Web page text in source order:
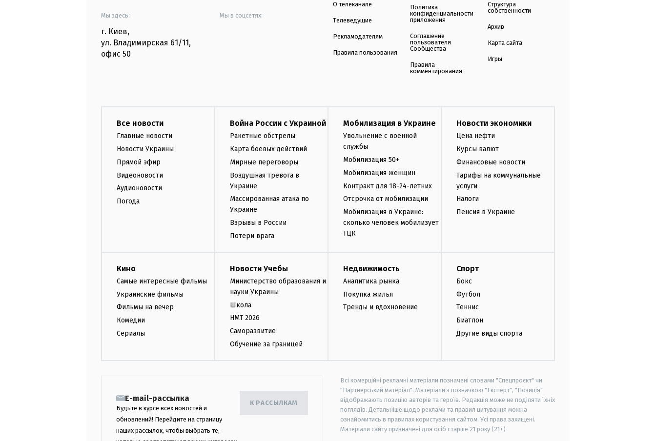
Мы здесь:
г. Киев,
ул. Владимирская 61/11,
офис 50
Мы в соцсетях:
О телеканале
Телеведущие
Рекламодателям
Правила пользования
Политика
конфиденциальности
приложения
Соглашение
пользователя
Сообщества
Правила
комментирования
Структура
собственности
Архив
Карта сайта
Игры
Все новости
Главные новости
Новости Украины
Прямой эфир
Видеоновости
Аудионовости
Погода
Война России с Украиной
Ракетные обстрелы
Карта боевых действий
Мирные переговоры
Воздушная тревога в
Украине
Массированная атака по
Украине
Взрывы в России
Потери врага
Мобилизация в Украине
Увольнение с военной
службы
Мобилизация 50+
Мобилизация женщин
Контракт для 18-24-летних
Отсрочка от мобилизации
Мобилизация в Украине:
сколько человек мобилизует
ТЦК
Новости экономики
Цена нефти
Курсы валют
Финансовые новости
Тарифы на коммунальные
услуги
Налоги
Пенсия в Украине
Кино
Самые интересные фильмы
Украинские фильмы
Фильмы на вечер
Комедии
Сериалы
Новости Учебы
Министерство образования и
науки Украины
Школа
НМТ 2026
Саморазвитие
Обучение за границей
Недвижимость
Аналитика рынка
Покупка жилья
Тренды и вдохновение
Спорт
Бокс
Футбол
Теннис
Биатлон
Другие виды спорта
E-mail-рассылка
Будьте в курсе всех новостей и
обновлений! Перейдите на страницу
наших рассылок, чтобы выбрать те,
К РАССЫЛКАМ
Всі комерційні рекламні матеріали позначені словами "Спецпроєкт" чи
"Партнерський матеріал". Матеріали з позначкою "Експерт", "Позиція"
відображають позицію авторів та героїв. Редакція може не поділяти їхніх
поглядів. Детальніше щодо реклами та правил цитування можна
ознайомитись в правилах користування сайтом. Усі права захищені.
Матеріали сайту призначені для осіб старше 21 року (21+)